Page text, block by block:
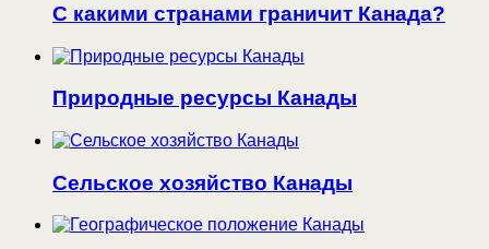
С какими странами граничит Канада?
Природные ресурсы Канады
Сельское хозяйство Канады